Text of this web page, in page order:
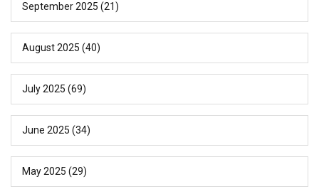
September 2025 (21)
August 2025 (40)
July 2025 (69)
June 2025 (34)
May 2025 (29)